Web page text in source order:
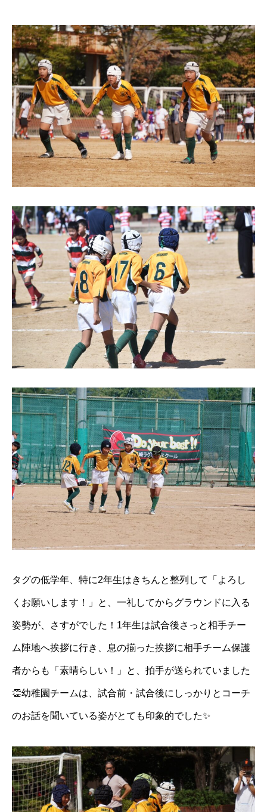
タグの低学年、特に2年生はきちんと整列して「よろし
くお願いします！」と、一礼してからグラウンドに入る
姿勢が、さすがでした！1年生は試合後さっと相手チー
ム陣地へ挨拶に行き、息の揃った挨拶に相手チーム保護
者からも「素晴らしい！」と、拍手が送られていました
👏幼稚園チームは、試合前・試合後にしっかりとコーチ
のお話を聞いている姿がとても印象的でした✨